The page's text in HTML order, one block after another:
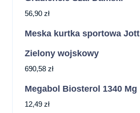
56,90 zł
Meska kurtka sportowa Jott
Zielony wojskowy
690,58 zł
Megabol Biosterol 1340 Mg
12,49 zł